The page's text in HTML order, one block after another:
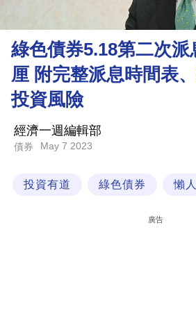
理
財
商
科
技
綠色債券5.18第二次派
厘 附完整派息時間表
投資風險
經濟一週編輯部
債券 May 7 2023
投資有道 綠色債券 懶
廣告